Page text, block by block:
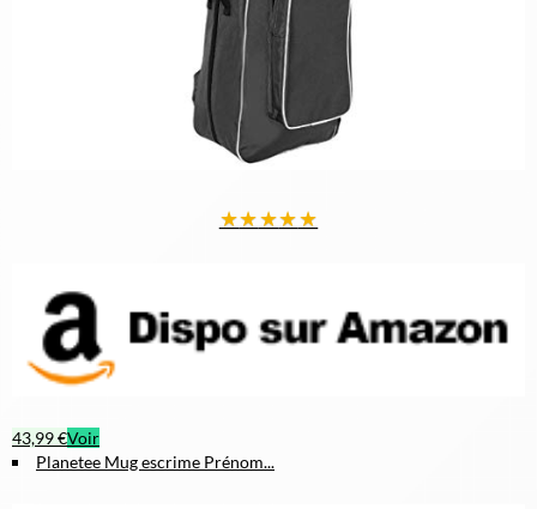
★★★★★
43,99 €Voir
Planetee Mug escrime Prénom...